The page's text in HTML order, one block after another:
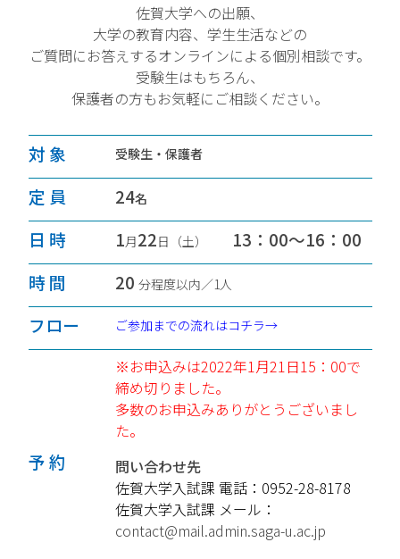
佐賀大学への出願、
大学の教育内容、学生生活などの
ご質問にお答えするオンラインによる個別相談です。
受験生はもちろん、
保護者の方もお気軽にご相談ください。
対 象 受験生・保護者
定 員 24名
日 時 1月22日（土）
13：00～16：00
時 間
20 分程度以内／1人
フロー ご参加までの流れはコチラ→
予 約
※お申込みは2022年1月21日15：00で
締め切りました。
多数のお申込みありがとうございまし
た。
問い合わせ先
佐賀大学入試課 電話：0952-28-8178
佐賀大学入試課 メール：
contact@mail.admin.saga-u.ac.jp